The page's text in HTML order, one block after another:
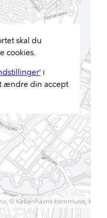
skal du
cookies.
i
ændre din accept